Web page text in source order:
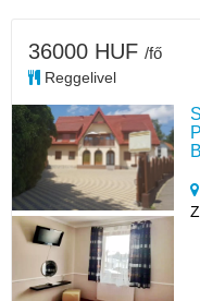
36000 HUF /fő
Reggelivel